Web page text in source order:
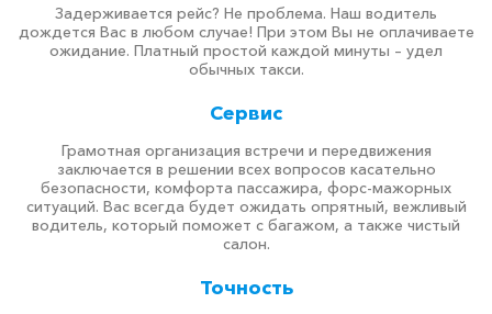
Задерживается рейс? Не проблема. Наш водитель
дождется Вас в любом случае! При этом Вы не оплачиваете
ожидание. Платный простой каждой минуты – удел
обычных такси.
Сервис
Грамотная организация встречи и передвижения
заключается в решении всех вопросов касательно
безопасности, комфорта пассажира, форс-мажорных
ситуаций. Вас всегда будет ожидать опрятный, вежливый
водитель, который поможет с багажом, а также чистый
салон.
Точность